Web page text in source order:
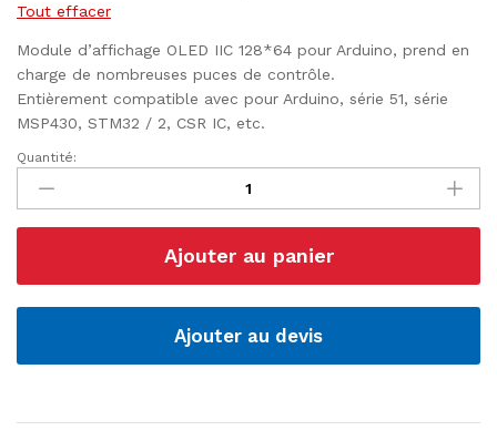
Tout effacer
Module d’affichage OLED IIC 128*64 pour Arduino, prend en
charge de nombreuses puces de contrôle.
Entièrement compatible avec pour Arduino, série 51, série
MSP430, STM32 / 2, CSR IC, etc.
Module
d’affichage
OLED
de
pouces
et
Quantité:
Ajouter au panier
Ajouter au devis